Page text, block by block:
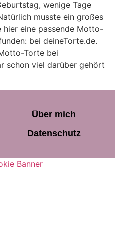
wenige Tage
musste ein großes
hier eine passende Motto-
bei deineTorte.de.
Torte bei
schon viel darüber gehört
Über mich
Datenschutz
Banner